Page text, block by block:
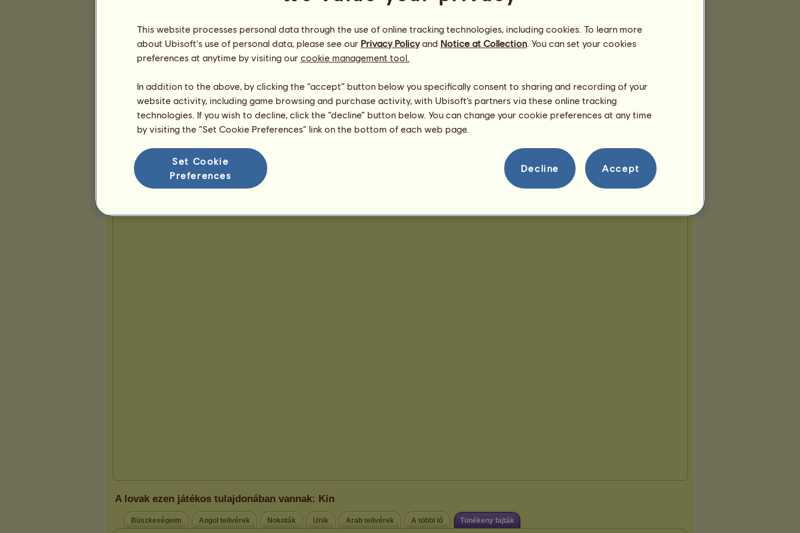
A lovak ezen játékos tulajdonában vannak: Kin
Büszkeségeim Angol telivérek Nokoták Unik Arab telivérek A többi ló Tünékeny fajták
This website processes personal data through the use of online tracking technologies, including cookies. To learn more
about Ubisoft's use of personal data, please see our Privacy Policyand Notice at Collection. You can set your cookies
preferences at anytime by visiting our cookie management tool.
In addition to the above, by clicking the “accept” button below you specifically consent to sharing and recording of your
website activity, including game browsing and purchase activity, with Ubisoft’s partners via these online tracking
technologies. If you wish to decline, click the “decline” button below. You can change your cookie preferences at any time
by visiting the “Set Cookie Preferences” link on the bottom of each web page.
Set Cookie
Preferences
Decline Accept